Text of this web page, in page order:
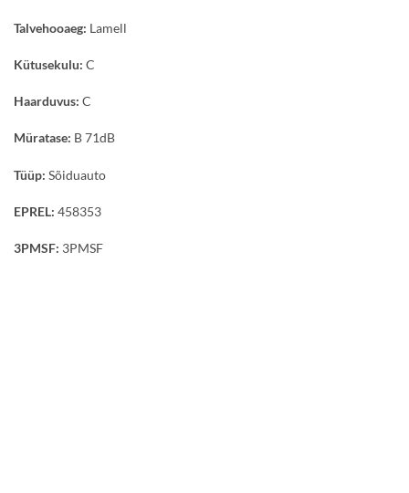
Talvehooaeg: Lamell
Kütusekulu: C
Haarduvus: C
Müratase: B 71dB
Tüüp: Sõiduauto
EPREL: 458353
3PMSF: 3PMSF